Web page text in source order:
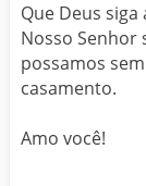
Que Deus
Nosso Senhor
possamos
casamento.
Amo você!